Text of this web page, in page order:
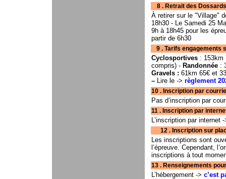
8 . Retrait des Dossards
À retirer sur le "Village"
18h30 - Le Samedi 25
9h à 18h45 pour les
partir de 6h30
9 . Tarifs engagements
Cyclosportives : 153km
compris) - Randonnée :
Gravels : 61km 65€ et
– Lire le -> règlement
10 . Inscription par courrier
Pas d’inscription par
11 . Inscription par
L’inscription par internet
12 . Inscription sur place
Les inscriptions sont
l’épreuve. Cependant,
inscriptions à tout
13 . Renseignements pour
L’hébergement -> c’est